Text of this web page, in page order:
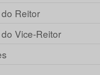
Reitor
Vice-Reitor